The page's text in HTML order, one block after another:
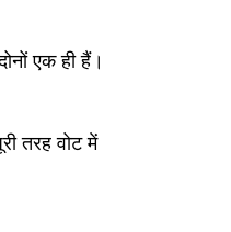
एक ही हैं।
तरह वोट में